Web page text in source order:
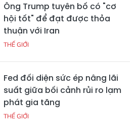
Ông Trump tuyên bố có "cơ
hội tốt" để đạt được thỏa
thuận với Iran
THẾ GIỚI
Fed đối diện sức ép nâng lãi
suất giữa bối cảnh rủi ro lạm
phát gia tăng
THẾ GIỚI